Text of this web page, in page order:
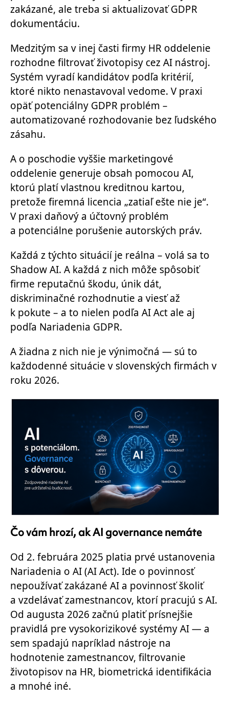
zakázané, ale treba si aktualizovať GDPR
dokumentáciu.
Medzitým sa v inej časti firmy HR oddelenie
rozhodne filtrovať životopisy cez AI nástroj.
Systém vyradí kandidátov podľa kritérií,
ktoré nikto nenastavoval vedome. V praxi
opäť potenciálny GDPR problém –
automatizované rozhodovanie bez ľudského
zásahu.
A o poschodie vyššie marketingové
oddelenie generuje obsah pomocou AI,
ktorú platí vlastnou kreditnou kartou,
pretože firemná licencia „zatiaľ ešte nie je“.
V praxi daňový a účtovný problém
a potenciálne porušenie autorských práv.
Každá z týchto situácií je reálna – volá sa to
Shadow AI. A každá z nich môže spôsobiť
firme reputačnú škodu, únik dát,
diskriminačné rozhodnutie a viesť až
k pokute – a to nielen podľa AI Act ale aj
podľa Nariadenia GDPR.
A žiadna z nich nie je výnimočná — sú to
každodenné situácie v slovenských firmách v
roku 2026.
Čo vám hrozí, ak AI governance nemáte
Od 2. februára 2025 platia prvé ustanovenia
Nariadenia o AI (AI Act). Ide o povinnosť
nepoužívať zakázané AI a povinnosť školiť
a vzdelávať zamestnancov, ktorí pracujú s AI.
Od augusta 2026 začnú platiť prísnejšie
pravidlá pre vysokorizikové systémy AI — a
sem spadajú napríklad nástroje na
hodnotenie zamestnancov, filtrovanie
životopisov na HR, biometrická identifikácia
a mnohé iné.